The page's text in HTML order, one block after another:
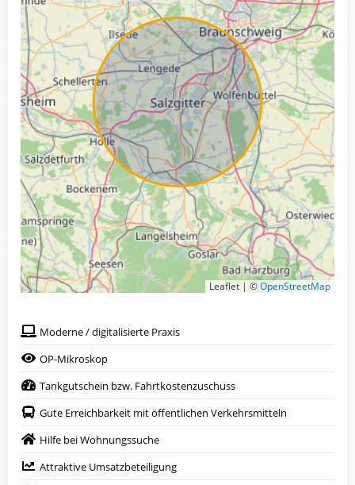
Leaflet | ©OpenStreetMap
Moderne / digitalisierte Praxis
OP-Mikroskop
Tankgutschein bzw. Fahrtkostenzuschuss
Gute Erreichbarkeit mit öffentlichen Verkehrsmitteln
Hilfe bei Wohnungssuche
Attraktive Umsatzbeteiligung